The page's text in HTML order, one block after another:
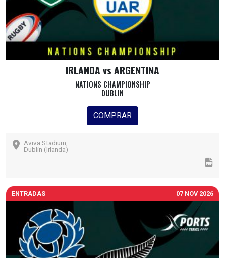
IRLANDA vs ARGENTINA
NATIONS CHAMPIONSHIP
DUBLIN
COMPRAR
Aviva Stadium,
Dublin (Irlanda)
ENTRADAS 07 NOV 2026